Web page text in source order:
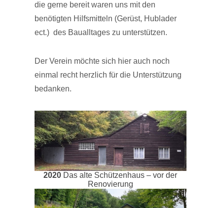
die gerne bereit waren uns mit den
benötigten Hilfsmitteln (Gerüst, Hublader
ect.) des Baualltages zu unterstützen.
Der Verein möchte sich hier auch noch
einmal recht herzlich für die Unterstützung
bedanken.
2020 Das alte Schützenhaus – vor der
Renovierung